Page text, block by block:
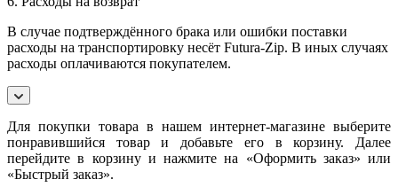
В случае подтверждённого брака или ошибки поставки
расходы на транспортировку несёт Futura-Zip. В иных случаях
расходы оплачиваются покупателем.
Для покупки товара в нашем интернет-магазине выберите
понравившийся товар и добавьте его в корзину. Далее
перейдите в корзину и нажмите на «Оформить заказ» или
«Быстрый заказ».